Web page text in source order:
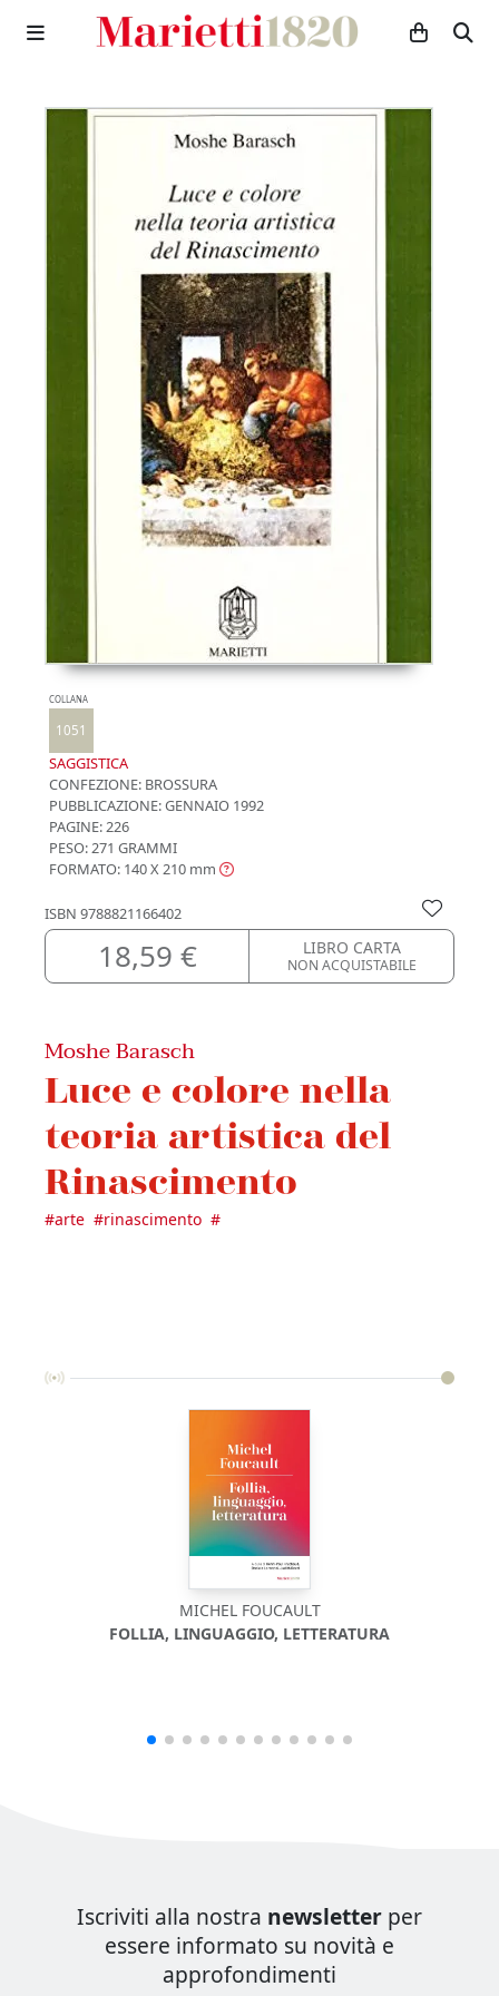
COLLANA
1051
SAGGISTICA
CONFEZIONE: BROSSURA
PUBBLICAZIONE:GENNAIO 1992
PAGINE: 226
PESO: 271 GRAMMI
FORMATO: 140 X 210 mm
ISBN 9788821166402
18,59 € LIBRO CARTA
NON ACQUISTABILE
Moshe Barasch
Luce e colore nella
teoria artistica del
Rinascimento
#arte #rinascimento #
MICHEL FOUCAULT
FOLLIA, LINGUAGGIO, LETTERATURA
Iscriviti alla nostra newsletter per
essere informato su novità e
approfondimenti